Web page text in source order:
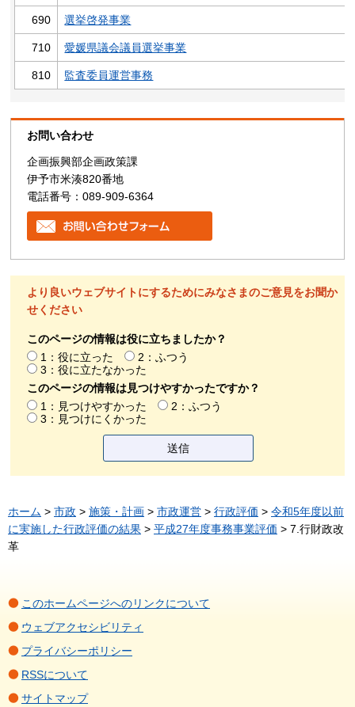
690 選挙啓発事業
710 愛媛県議会議員選挙事業
810 監査委員運営事務
お問い合わせ
企画振興部企画政策課
伊予市米湊820番地
電話番号：089-909-6364
より良いウェブサイトにするためにみなさまのご意見をお聞か
せください
このページの情報は役に立ちましたか？
1：役に立った
2：ふつう
3：役に立たなかった
このページの情報は見つけやすかったですか？
1：見つけやすかった
2：ふつう
3：見つけにくかった
ホーム > 市政 > 施策・計画 > 市政運営 > 行政評価 > 令和5年度以前
に実施した行政評価の結果 > 平成27年度事務事業評価 > 7.行財政改
革
このホームページへのリンクについて
ウェブアクセシビリティ
プライバシーポリシー
RSSについて
サイトマップ